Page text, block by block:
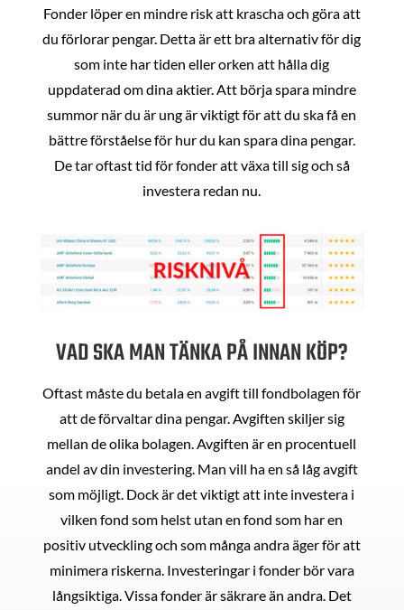
Fonder löper en mindre risk att krascha och göra att
du förlorar pengar. Detta är ett bra alternativ för dig
som inte har tiden eller orken att hålla dig
uppdaterad om dina aktier. Att börja spara mindre
summor när du är ung är viktigt för att du ska få en
bättre förståelse för hur du kan spara dina pengar.
De tar oftast tid för fonder att växa till sig och så
investera redan nu.
VAD SKA MAN TÄNKA PÅ INNAN KÖP?
Oftast måste du betala en avgift till fondbolagen för
att de förvaltar dina pengar. Avgiften skiljer sig
mellan de olika bolagen. Avgiften är en procentuell
andel av din investering. Man vill ha en så låg avgift
som möjligt. Dock är det viktigt att inte investera i
vilken fond som helst utan en fond som har en
positiv utveckling och som många andra äger för att
minimera riskerna. Investeringar i fonder bör vara
långsiktiga. Vissa fonder är säkrare än andra. Det